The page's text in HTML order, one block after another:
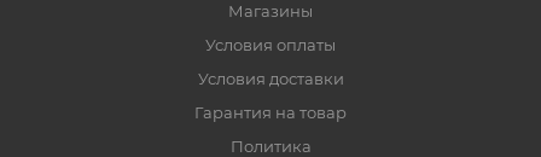
Магазины
Условия оплаты
Условия доставки
Гарантия на товар
Политика